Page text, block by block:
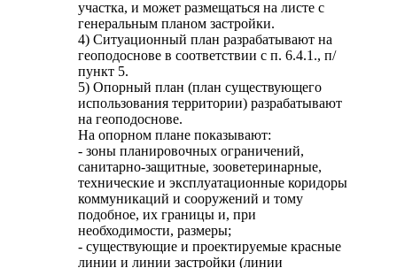
участка, и может размещаться на листе с
генеральным планом застройки.
4) Ситуационный план разрабатывают на
геоподоснове в соответствии с п. 6.4.1., п/
пункт 5.
5) Опорный план (план существующего
использования территории) разрабатывают
на геоподоснове.
На опорном плане показывают:
- зоны планировочных ограничений,
санитарно-защитные, зооветеринарные,
технические и эксплуатационные коридоры
коммуникаций и сооружений и тому
подобное, их границы и, при
необходимости, размеры;
- существующие и проектируемые красные
линии и линии застройки (линии